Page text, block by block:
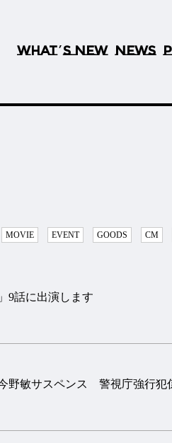
WHAT’S NEW NEWS
MOVIE EVENT GOODS CM
9話に出演します
敏サスペンス 警視庁強行犯